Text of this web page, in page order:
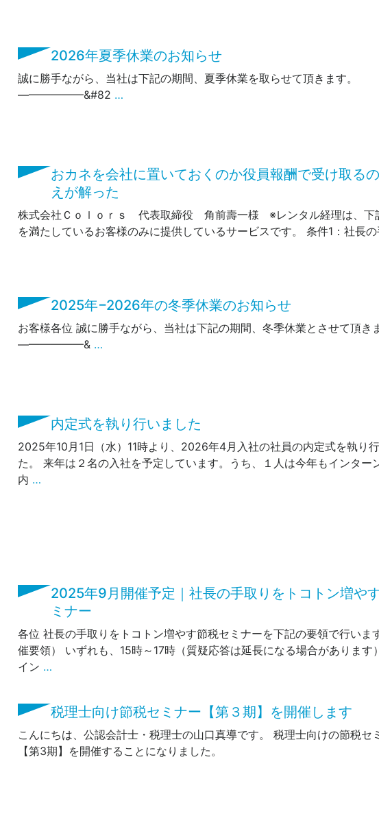
2026年夏季休業のお知らせ
誠に勝手ながら、当社は下記の期間、夏季休業を取らせて頂きます。
——————&#82 …
おカネを会社に置いておくのか役員報酬で受け取る
えが解った
株式会社Ｃｏｌｏｒｓ 代表取締役 角前壽一様 ※レンタル経理は、下
を満たしているお客様のみに提供しているサービスです。 条件1：社長の
2025年−2026年の冬季休業のお知らせ
お客様各位 誠に勝手ながら、当社は下記の期間、冬季休業とさせて頂き
——————& …
内定式を執り行いました
2025年10月1日（水）11時より、2026年4月入社の社員の内定式を執り
た。 来年は２名の入社を予定しています。うち、１人は今年もインター
内 …
2025年9月開催予定｜社長の手取りをトコトン増や
ミナー
各位 社長の手取りをトコトン増やす節税セミナーを下記の要領で行いま
催要領） いずれも、15時～17時（質疑応答は延長になる場合があります
イン …
税理士向け節税セミナー【第３期】を開催します
こんにちは、公認会計士・税理士の山口真導です。 税理士向けの節税セ
【第3期】を開催することになりました。